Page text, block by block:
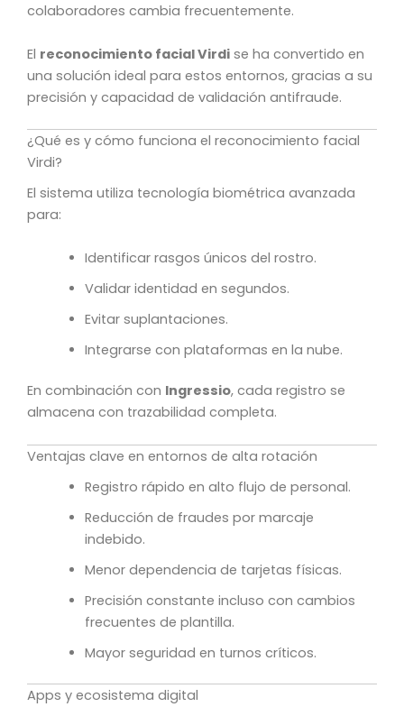
colaboradores cambia frecuentemente.
El reconocimiento facial Virdi se ha convertido en
una solución ideal para estos entornos, gracias a su
precisión y capacidad de validación antifraude.
¿Qué es y cómo funciona el reconocimiento facial
Virdi?
El sistema utiliza tecnología biométrica avanzada
para:
Identificar rasgos únicos del rostro.
Validar identidad en segundos.
Evitar suplantaciones.
Integrarse con plataformas en la nube.
En combinación con Ingressio, cada registro se
almacena con trazabilidad completa.
Ventajas clave en entornos de alta rotación
Registro rápido en alto flujo de personal.
Reducción de fraudes por marcaje
indebido.
Menor dependencia de tarjetas físicas.
Precisión constante incluso con cambios
frecuentes de plantilla.
Mayor seguridad en turnos críticos.
Apps y ecosistema digital